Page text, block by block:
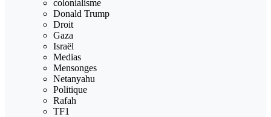
colonialisme
Donald Trump
Droit
Gaza
Israël
Medias
Mensonges
Netanyahu
Politique
Rafah
TF1